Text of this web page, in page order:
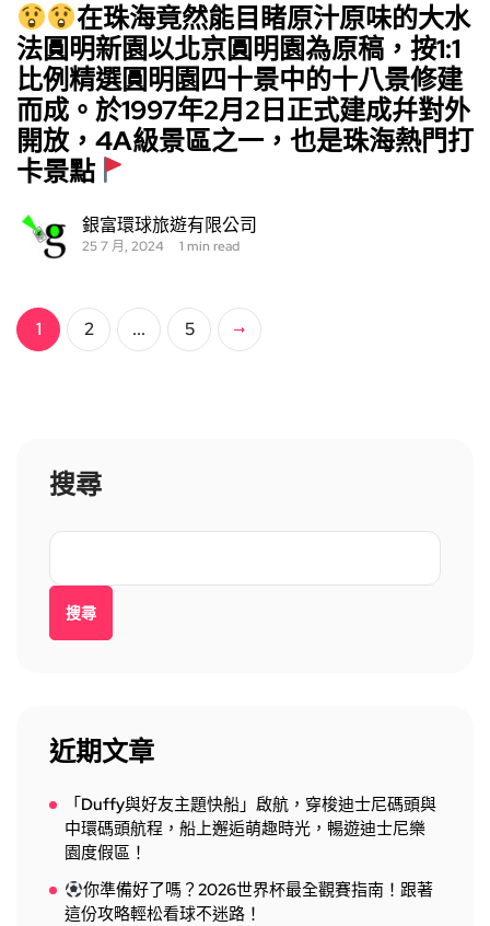
在珠海竟然能目睹原汁原味的大水
法圓明新園以北京圓明園為原稿，按1:1
比例精選圓明園四十景中的十八景修建
而成。於1997年2月2日正式建成幷對外
開放，4A級景區之一，也是珠海熱門打
卡景點
銀富環球旅遊有限公司
25 7 月, 2024 1 min read
1 2 ... 5
搜尋
搜尋
近期文章
「Duffy與好友主題快船」啟航，穿梭迪士尼碼頭與
中環碼頭航程，船上邂逅萌趣時光，暢遊迪士尼樂
園度假區！
你準備好了嗎？2026世界杯最全觀賽指南！跟著
這份攻略輕松看球不迷路！